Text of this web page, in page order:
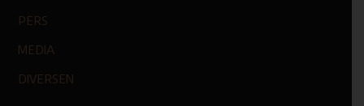
PERS
MEDIA
DIVERSEN